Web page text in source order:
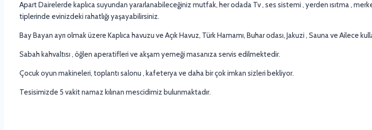
Apart Dairelerde kaplıca suyundan yararlanabileceğiniz mutfak, her odada Tv , ses sistemi , yerden ısıtma ,
tiplerinde evinizdeki rahatlığı yaşayabilirsiniz.
Bay Bayan ayrı olmak üzere Kaplıca havuzu ve Açık Havuz, Türk Hamamı, Buhar odası, Jakuzi , Sauna ve Ailece
Sabah kahvaltısı , öğlen aperatifleri ve akşam yemeği masanıza servis edilmektedir.
Çocuk oyun makineleri, toplantı salonu , kafeterya ve daha bir çok imkan sizleri bekliyor.
Tesisimizde 5 vakit namaz kılınan mescidimiz bulunmaktadır.